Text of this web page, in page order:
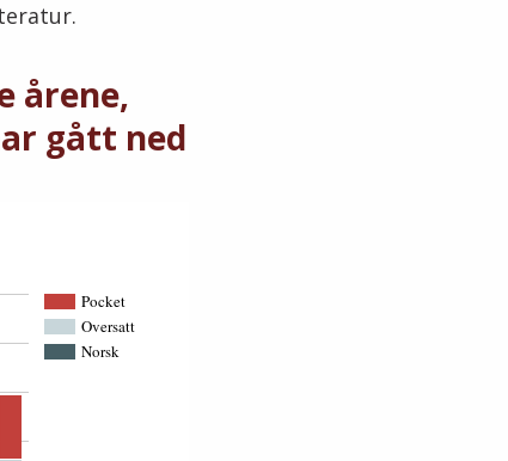
årene,
gått ned
Pocket
Oversatt
Norsk